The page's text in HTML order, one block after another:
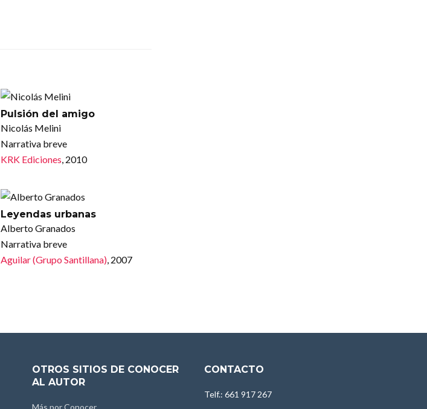
Pulsión del amigo
Nicolás Melini
Narrativa breve
KRK Ediciones, 2010
Leyendas urbanas
Alberto Granados
Narrativa breve
Aguilar (Grupo Santillana), 2007
OTROS SITIOS DE CONOCER
AL AUTOR
CONTACTO
Telf.: 661 917 267